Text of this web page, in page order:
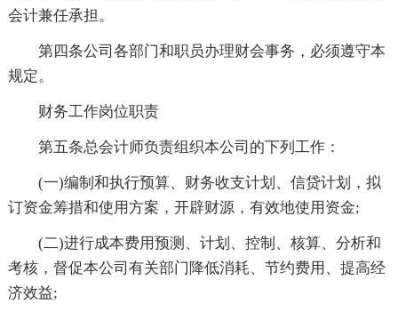
会计兼任承担。
第四条公司各部门和职员办理财会事务，必须遵守本
规定。
财务工作岗位职责
第五条总会计师负责组织本公司的下列工作：
(一)编制和执行预算、财务收支计划、信贷计划，拟
订资金筹措和使用方案，开辟财源，有效地使用资金;
(二)进行成本费用预测、计划、控制、核算、分析和
考核，督促本公司有关部门降低消耗、节约费用、提高经
济效益;